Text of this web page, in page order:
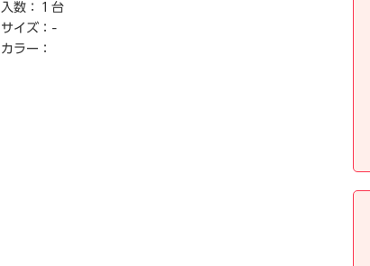
● その他特徴／サイレントタッチキ―、2色成型樹脂キ―
● 桁数／12桁
● チルト／有
入数：
１台
サイズ： -
カラー：